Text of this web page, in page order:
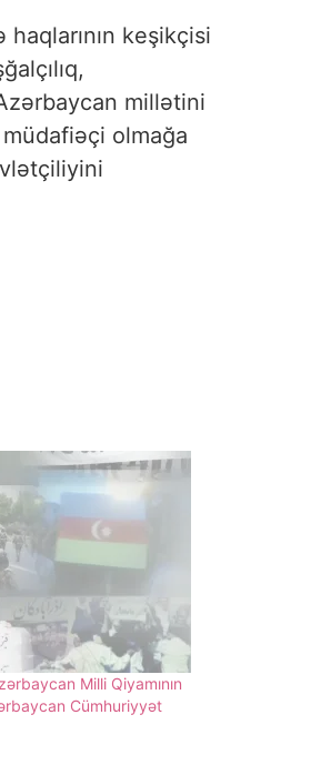
keşikçisi
millətini
olmağa
Milli Qiyamının
Cümhuriyyət